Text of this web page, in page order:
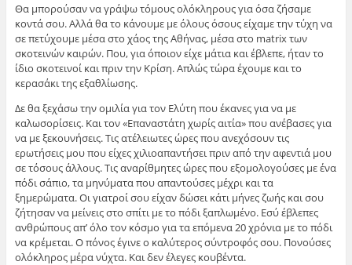
Θα μπορούσαν να γράψω τόμους ολόκληρους για όσα ζήσαμε
κοντά σου. Αλλά θα το κάνουμε με όλους όσους είχαμε την τύχη να
σε πετύχουμε μέσα στο χάος της Αθήνας, μέσα στο matrix των
σκοτεινών καιρών. Που, για όποιον είχε μάτια και έβλεπε, ήταν το
ίδιο σκοτεινοί και πριν την Κρίση. Απλώς τώρα έχουμε και το
κερασάκι της εξαθλίωσης.
Δε θα ξεχάσω την ομιλία για τον Ελύτη που έκανες για να με
καλωσορίσεις. Και τον «Επαναστάτη χωρίς αιτία» που ανέβασες για
να με ξεκουνήσεις. Τις ατέλειωτες ώρες που ανεχόσουν τις
ερωτήσεις μου που είχες χιλιοαπαντήσει πριν από την αφεντιά μου
σε τόσους άλλους. Τις αναρίθμητες ώρες που εξομολογούσες με ένα
πόδι σάπιο, τα μηνύματα που απαντούσες μέχρι και τα
ξημερώματα. Οι γιατροί σου είχαν δώσει κάτι μήνες ζωής και σου
ζήτησαν να μείνεις στο σπίτι με το πόδι ξαπλωμένο. Εσύ έβλεπες
ανθρώπους απ’ όλο τον κόσμο για τα επόμενα 20 χρόνια με το πόδι
να κρέμεται. Ο πόνος έγινε ο καλύτερος σύντροφός σου. Πονούσες
ολόκληρος μέρα νύχτα. Και δεν έλεγες κουβέντα.